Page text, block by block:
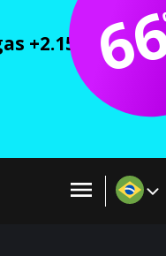
+2.150 cursos